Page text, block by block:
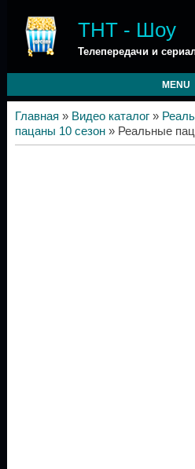
ТНТ - Шоу
Телепередачи и
MENU
Главная » Видео каталог»
пацаны 10 сезон» Реальные